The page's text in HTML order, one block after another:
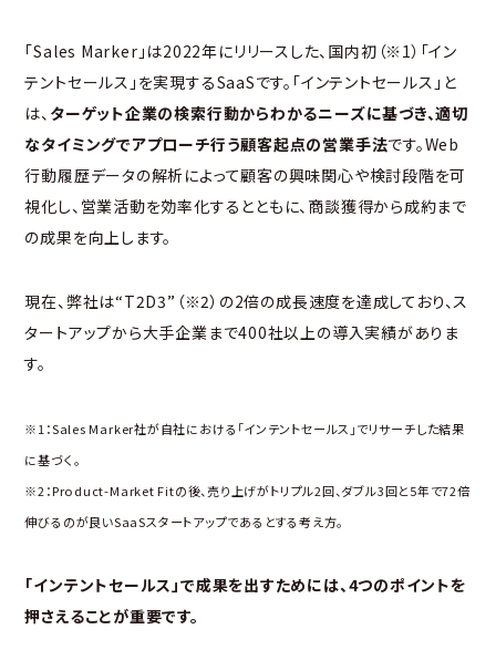
「Sales Marker」は2022年にリリースした、国内初（※1）「イン
テントセールス」を実現するSaaSです。「インテントセールス」と
は、 ターゲット企業の検索行動からわかるニーズに基づき、適切
なタイミングでアプローチ行う顧客起点の営業手法です。Web
行動履歴データの解析によって顧客の興味関心や検討段階を可
視化し、営業活動を効率化するとともに、商談獲得から成約まで
の成果を向上します。
現在、弊社は“T2D3”（※2）の2倍の成長速度を達成しており、ス
タートアップから大手企業まで400社以上の導入実績がありま
す。
※1：Sales Marker社が自社における「インテントセールス」でリサーチした結果
に基づく。
※2：Product-Market Fitの後、売り上げがトリプル2回、ダブル3回と5年で72倍
伸びるのが良いSaaSスタートアップであるとする考え方。
「インテントセールス」で成果を出すためには、4つのポイントを
押さえることが重要です。